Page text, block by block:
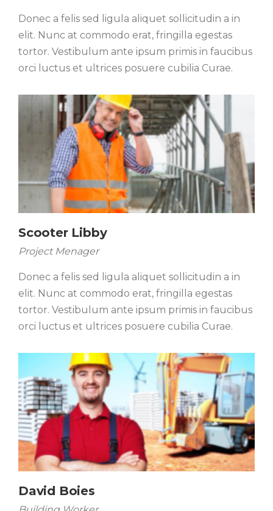
Donec a felis sed ligula aliquet sollicitudin a in
elit. Nunc at commodo erat, fringilla egestas
tortor. Vestibulum ante ipsum primis in faucibus
orci luctus et ultrices posuere cubilia Curae.
Scooter Libby
Project Menager
Donec a felis sed ligula aliquet sollicitudin a in
elit. Nunc at commodo erat, fringilla egestas
tortor. Vestibulum ante ipsum primis in faucibus
orci luctus et ultrices posuere cubilia Curae.
David Boies